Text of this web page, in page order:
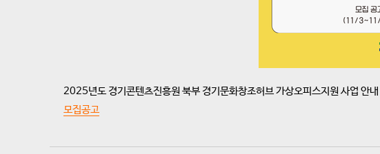
2025년도 경기콘텐츠진흥원 북부 경기문화창조허브 가상오피스지원 사업 안내
모집공고